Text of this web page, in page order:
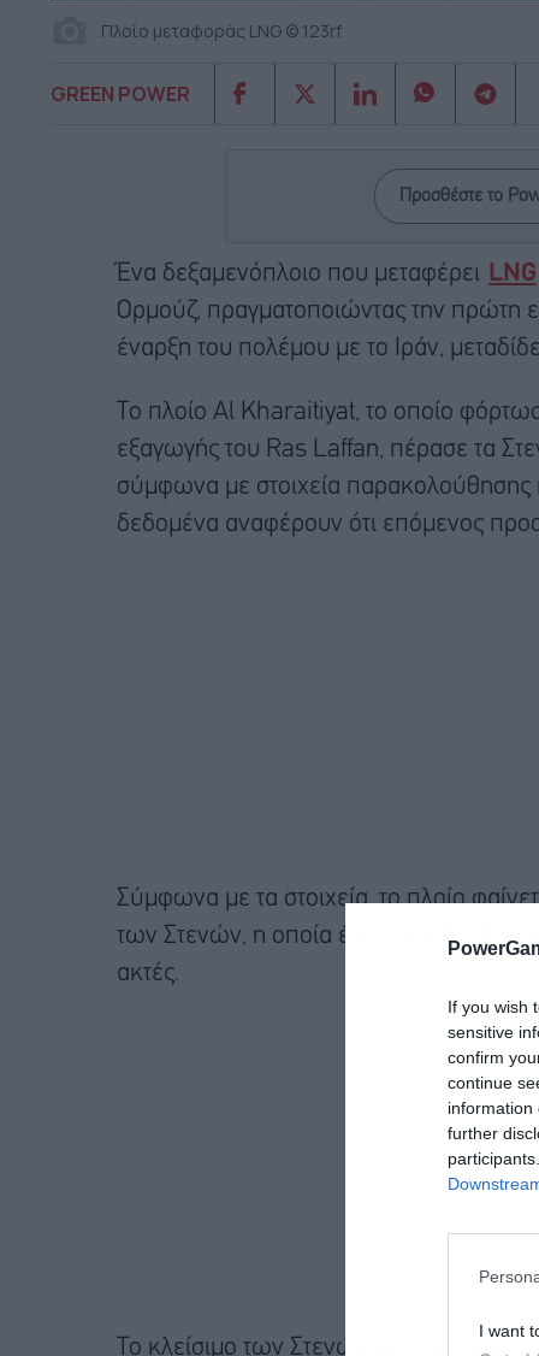
If you wish
sensitive
confirm
continue
information
further
I want
Πλοίο μεταφοράς LNG © 123rf
GREEN POWER
Προσθέστε το
Ένα δεξαμενόπλοιο που μεταφέρει LNG
Ορμούζ, πραγματοποιώντας την πρώτη
έναρξη του πολέμου με το Ιράν,
Το πλοίο Al Kharaitiyat, το οποίο
εξαγωγής του Ras Laffan, πέρασε τα
σύμφωνα με στοιχεία παρακολούθησης
δεδομένα αναφέρουν ότι επόμενος
Σύμφωνα με τα στοιχεία, το πλοίο
των Στενών, η οποία έχει εγκριθεί από
ακτές.
Το κλείσιμο των Στενών του Ορμούζ